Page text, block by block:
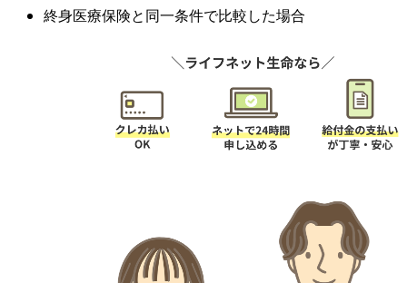
終身医療保険と同一条件で比較した場合